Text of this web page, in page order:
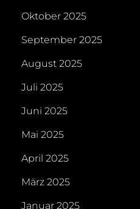
Oktober 2025
September 2025
August 2025
Juli 2025
Juni 2025
Mai 2025
April 2025
März 2025
Januar 2025